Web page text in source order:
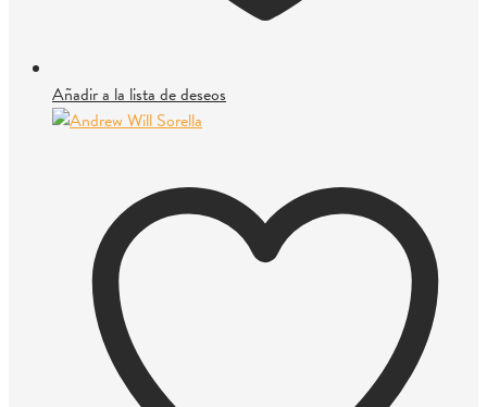
Añadir a la lista de deseos